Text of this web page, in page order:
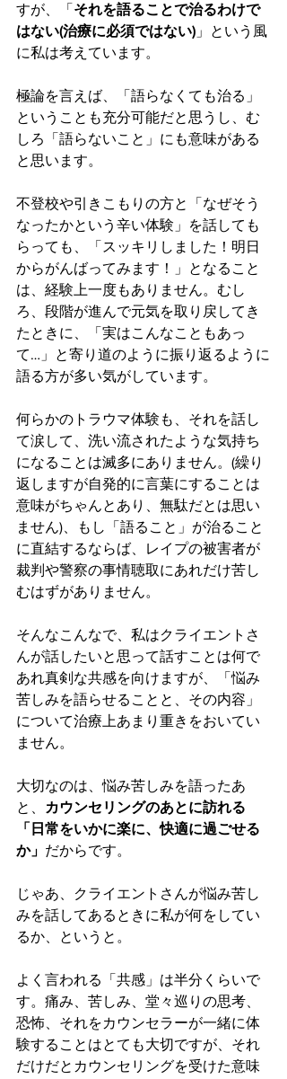
すが、「 それを語ることで治るわけで
はない(治療に必須ではない) 」という風
に私は考えています。
極論を言えば、「語らなくても治る」
ということも充分可能だと思うし、む
しろ「語らないこと」にも意味がある
と思います。
不登校や引きこもりの方と「なぜそう
なったかという辛い体験」を話しても
らっても、「スッキリしました！明日
からがんばってみます！」となること
は、経験上一度もありません。むし
ろ、段階が進んで元気を取り戻してき
たときに、「実はこんなこともあっ
て…」と寄り道のように振り返るように
語る方が多い気がしています。
何らかのトラウマ体験も、それを話し
て涙して、洗い流されたような気持ち
になることは滅多にありません。(繰り
返しますが自発的に言葉にすることは
意味がちゃんとあり、無駄だとは思い
ません)、もし「語ること」が治ること
に直結するならば、レイプの被害者が
裁判や警察の事情聴取にあれだけ苦し
むはずがありません。
そんなこんなで、私はクライエントさ
んが話したいと思って話すことは何で
あれ真剣な共感を向けますが、「悩み
苦しみを語らせることと、その内容」
について治療上あまり重きをおいてい
ません。
大切なのは、悩み苦しみを語ったあ
と、
カウンセリングのあとに訪れる
「日常をいかに楽に、快適に過ごせる
か」 だからです。
じゃあ、クライエントさんが悩み苦し
みを話してあるときに私が何をしてい
るか、というと。
よく言われる「共感」は半分くらいで
す。痛み、苦しみ、堂々巡りの思考、
恐怖、それをカウンセラーが一緒に体
験することはとても大切ですが、それ
だけだとカウンセリングを受けた意味